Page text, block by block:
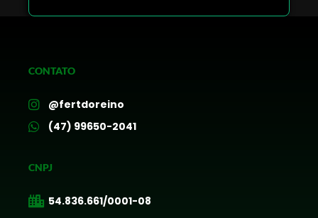
CONTATO
@fertdoreino
(47) 99650-2041
CNPJ
54.836.661/0001-08